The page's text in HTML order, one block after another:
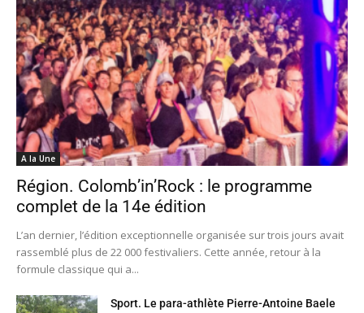
A la Une
Région. Colomb’in’Rock : le programme
complet de la 14e édition
L’an dernier, l’édition exceptionnelle organisée sur trois jours avait
rassemblé plus de 22 000 festivaliers. Cette année, retour à la
formule classique qui a...
Sport. Le para-athlète Pierre-Antoine Baele